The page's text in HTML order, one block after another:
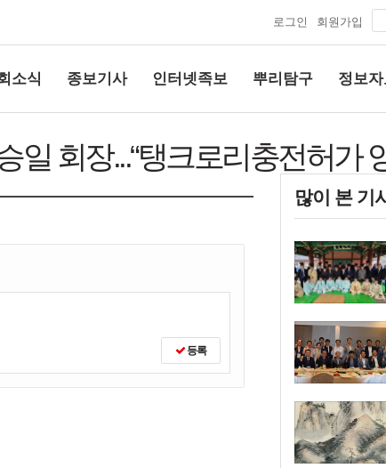
로그인 회원가입
소식 종보기사 인터넷족보 뿌리탐구 정보자
상단여백
일 회장...“탱크로리충전허가
등록
많이 본 기